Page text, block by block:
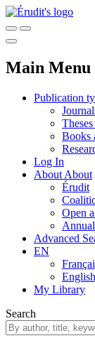
Main Menu
Publication
Books
Log In
About About
Érudit
Open
Advanced
EN
English
My Library
Search